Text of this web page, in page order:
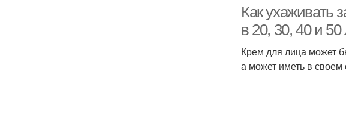
Как ухаживать
в 20, 30, 40 и 50
Крем для лица может
а может иметь в